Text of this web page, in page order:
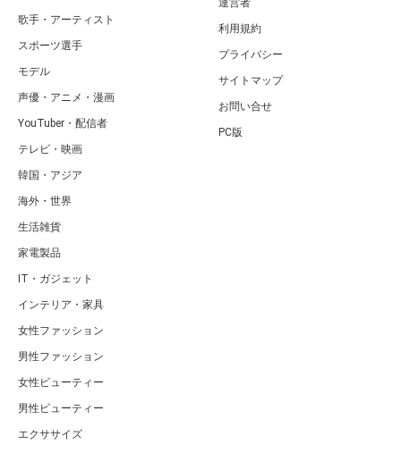
歌手・アーティスト
スポーツ選手
モデル
声優・アニメ・漫画
YouTuber・配信者
テレビ・映画
韓国・アジア
海外・世界
生活雑貨
家電製品
IT・ガジェット
インテリア・家具
女性ファッション
男性ファッション
女性ビューティー
男性ビューティー
エクササイズ
運営者
利用規約
プライバシー
サイトマップ
お問い合せ
PC版